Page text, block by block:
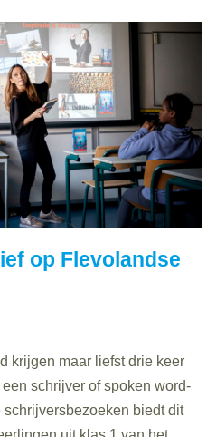
op Flevolandse
krijgen maar liefst drie keer
schrijver of spoken word-
biedt dit